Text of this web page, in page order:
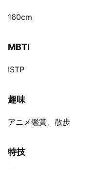
160cm
MBTI
ISTP
趣味
アニメ鑑賞、散歩
特技